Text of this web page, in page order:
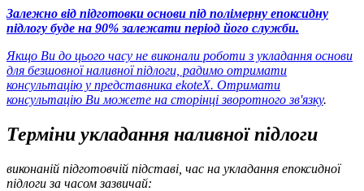
Залежно від підготовки основи під полімерну епоксидну
підлогу буде на 90% залежати період його служби.
Якщо Ви до цього часу не виконали роботи з укладання основи
для безшовної наливної підлоги, радимо отримати
консультацію у представника ekoteX. Отримати
консультацію Ви можете на сторінці зворотного зв'язку.
Терміни укладання наливної підлоги
виконаній підготовчій підставі, час на укладання епоксидної
підлоги за часом зазвичай: